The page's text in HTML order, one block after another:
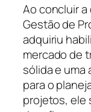
Ao concluir
Gestão de
adquiriu
mercado de
sólida e uma
para o
projetos, ele